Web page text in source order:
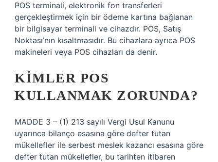
POS terminali, elektronik fon transferleri
gerçekleştirmek için bir ödeme kartına bağlanan
bir bilgisayar terminali ve cihazdır. POS, Satış
Noktası’nın kısaltmasıdır. Bu cihazlara ayrıca POS
makineleri veya POS cihazları da denir.
KIMLER POS
KULLANMAK ZORUNDA?
MADDE 3 – (1) 213 sayılı Vergi Usul Kanunu
uyarınca bilanço esasına göre defter tutan
mükellefler ile serbest meslek kazancı esasına göre
defter tutan mükellefler, bu tarihten itibaren